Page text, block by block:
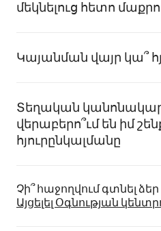
մեկնելուց հետո
Կայանման վայր կա՞
Տեղական
վերաբերո՞ւմ են իմ
հյուրընկալմանը
Չի՞ հաջողվում գտնել
Այցելել Օգնության